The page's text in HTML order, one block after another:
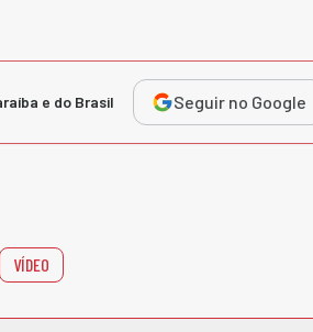
e do Brasil Seguir no Google
VÍDEO